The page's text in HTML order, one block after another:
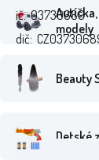
modely
Beauty
Detské
ič: 03730689
dič: